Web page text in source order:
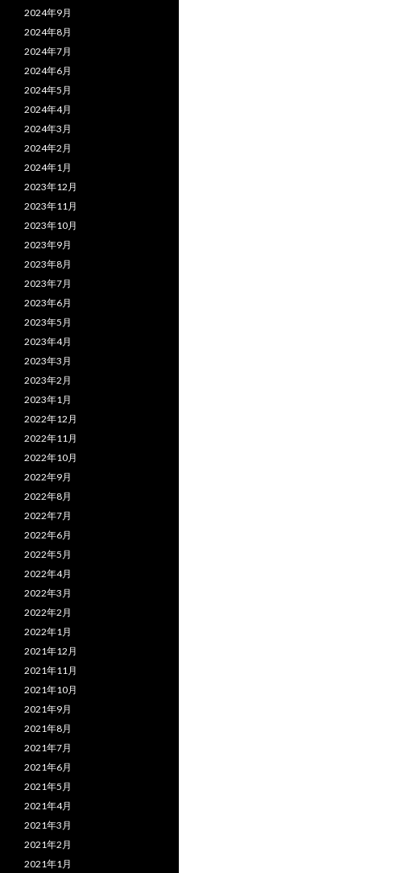
2024年9月
2024年8月
2024年7月
2024年6月
2024年5月
2024年4月
2024年3月
2024年2月
2024年1月
2023年12月
2023年11月
2023年10月
2023年9月
2023年8月
2023年7月
2023年6月
2023年5月
2023年4月
2023年3月
2023年2月
2023年1月
2022年12月
2022年11月
2022年10月
2022年9月
2022年8月
2022年7月
2022年6月
2022年5月
2022年4月
2022年3月
2022年2月
2022年1月
2021年12月
2021年11月
2021年10月
2021年9月
2021年8月
2021年7月
2021年6月
2021年5月
2021年4月
2021年3月
2021年2月
2021年1月